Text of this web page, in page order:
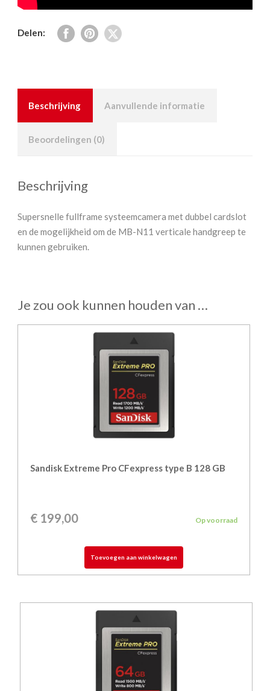
Delen:
Beschrijving Aanvullende informatie
Beoordelingen (0)
Beschrijving
Supersnelle fullframe systeemcamera met dubbel cardslot
en de mogelijkheid om de MB-N11 verticale handgreep te
kunnen gebruiken.
Je zou ook kunnen houden van …
Sandisk Extreme Pro CFexpress type B 128 GB
€ 199,00 Op voorraad
Toevoegen aan winkelwagen